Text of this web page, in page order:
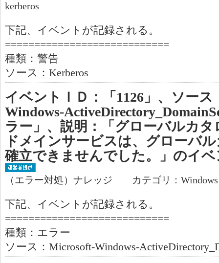
kerberos
下記、イベントが記録される。
============================
種類：警告
ソース：Kerberos
イベントＩＤ：「1126」、ソース
Windows-
ラー」、説明：「グローバルカ
ドメインサービスは、グローバ
確立できませんでした。」のイ
（エラー対処）ナレッジ カテゴリ：
下記、イベントが記録される。
============================
種類：エラー
ソース：Microsoft-Windows-